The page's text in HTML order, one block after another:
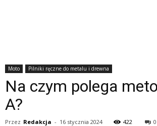
Moto Pilniki ręczne do metalu i drewna
Na czym polega
A?
Przez Redakcja - 16 stycznia 2024 422 0